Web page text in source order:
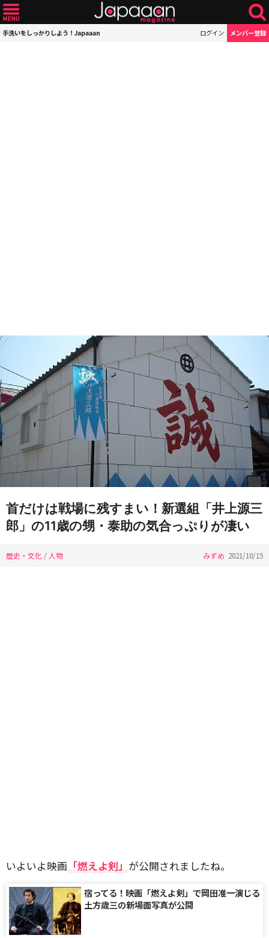
手洗いをしっかりしよう！Japaaan ログイン メンバー登録
首だけは戦場に残すまい！新選組「井上源三
郎」の11歳の甥・泰助の気合っぷりが凄い
歴史・文化 / 人物 みずめ 2021/10/15
いよいよ映画 「燃えよ剣」 が公開されましたね。
宿ってる！映画「燃えよ剣」で岡田准一演じる
土方歳三の新場面写真が公開